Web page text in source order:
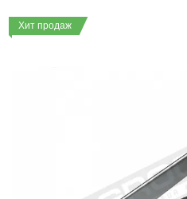
Хит продаж